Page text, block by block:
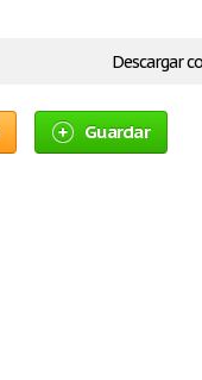
Descargar
Guardar